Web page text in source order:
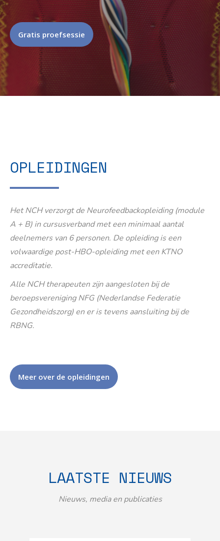
Gratis proefsessie
OPLEIDINGEN
Het NCH verzorgt de Neurofeedbackopleiding (module
A + B) in cursusverband met een minimaal aantal
deelnemers van 6 personen. De opleiding is een
volwaardige post-HBO-opleiding met een KTNO
accreditatie.
Alle NCH therapeuten zijn aangesloten bij de
beroepsvereniging NFG (Nederlandse Federatie
Gezondheidszorg) en er is tevens aansluiting bij de
RBNG.
Meer over de opleidingen
LAATSTE NIEUWS
Nieuws, media en publicaties